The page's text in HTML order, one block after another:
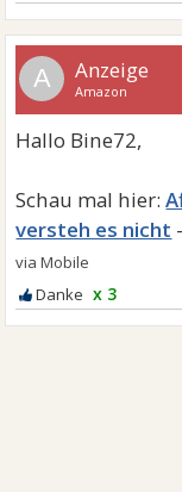
A
versteh es nicht
x 3